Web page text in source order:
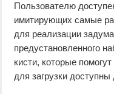
Пользователю
имитирующих самые
для реализации
предустановленного
кисти, которые
для загрузки